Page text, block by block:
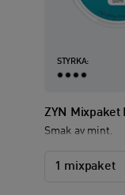
STYRKA:
ZYN Mixpaket
Smak av mint.
1 mixpaket